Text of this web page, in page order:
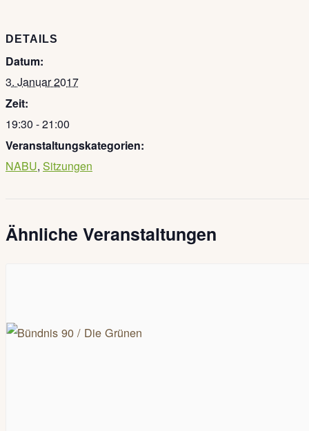
DETAILS
Datum:
3. Januar 2017
Zeit:
19:30 - 21:00
Veranstaltungskategorien:
NABU, Sitzungen
Ähnliche Veranstaltungen